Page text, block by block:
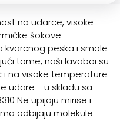
na udarce, visoke
šokove
kvarcnog peska i smole
tome, naši lavaboi su
na visoke temperature
udare - u skladu sa
Ne upijaju mirise i
odbijaju molekule